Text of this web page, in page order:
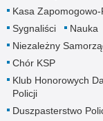
Kasa Zapomogowo-
Sygnaliści
Nauka
Niezależny
Chór KSP
Klub Honorowych
Policji
Duszpasterstwo